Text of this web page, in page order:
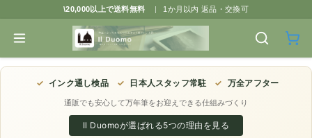
\20,000以上で送料無料 | 1か月以内 返品・交換可
✓ インク通し検品 ✓ 日本人スタッフ常駐 ✓ 万全アフター
通販でも安心して万年筆をお迎えできる仕組みづくり
Il Duomoが選ばれる5つの理由を見る